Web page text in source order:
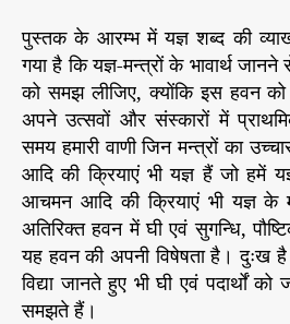
पुस्तक के आरम्भ में यज्ञ शब्द की
गया है कि यज्ञ-मन्त्रों के भावार्थ
को समझ लीजिए, क्योंकि इस हवन
अपने उत्सवों और संस्कारों में
समय हमारी वाणी जिन मन्त्रों का
आदि की क्रियाएं भी यज्ञ हैं जो हमें
आचमन आदि की क्रियाएं भी यज्ञ के
अतिरिक्त हवन में घी एवं सुगन्धि,
यह हवन की अपनी विषेषता है। दुःख है
विद्या जानते हुए भी घी एवं पदार्थों
समझते हैं।